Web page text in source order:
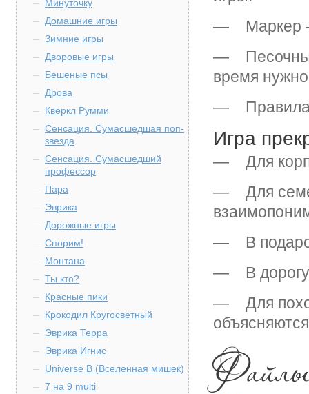
Минуточку
Домашние игры
Зимние игры
Дворовые игры
Бешеные псы
Дрова
Квёркл Румми
Сенсация. Сумасшедшая поп-
звезда
Сенсация. Сумасшедший
профессор
Пара
Эврика
Дорожные игры
Спорим!
Монтана
Ты кто?
Красные пики
Крокодил Кругосветный
Эврика Терра
Эврика Игнис
Universe B (Вселенная мишек)
7 на 9 multi
— Маркер —
— Песочные
время
— Правила
Игра
— Для
— Для
— В подарок
— В дорогу
— Для